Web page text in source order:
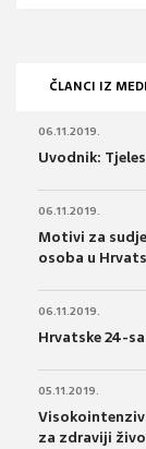
ČLANCI IZ
06.11.2019.
Uvodnik:
06.11.2019.
Motivi za
osoba u
06.11.2019.
Hrvatske 24-
05.11.2019.
za zdraviji